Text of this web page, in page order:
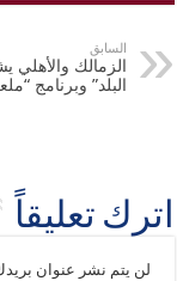
السابق
الزمالك والأهلي
البلد” وبرنامج
اترك تعليقاً
لن يتم نشر عنوان